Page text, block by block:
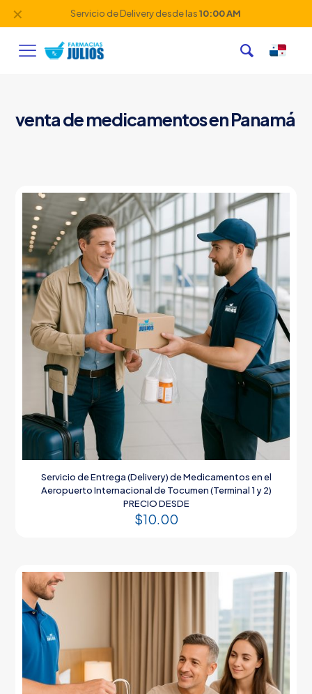
Servicio de Delivery desde las10:00 AM
✕
venta de medicamentos en Panamá
Servicio de Entrega (Delivery) de Medicamentos en el
Aeropuerto Internacional de Tocumen (Terminal 1 y 2)
PRECIO DESDE
$10.00